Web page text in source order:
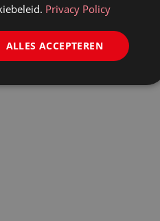
Privacy Policy
ALLES ACCEPTEREN